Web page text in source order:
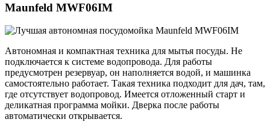
Maunfeld MWF06IM
Автономная и компактная техника для мытья посуды. Не
подключается к системе водопровода. Для работы
предусмотрен резервуар, он наполняется водой, и машинка
самостоятельно работает. Такая техника подходит для дач, там,
где отсутствует водопровод. Имеется отложенный старт и
деликатная программа мойки. Дверка после работы
автоматически открывается.